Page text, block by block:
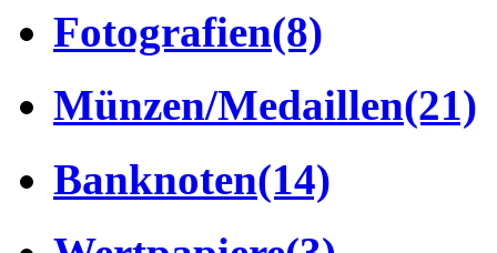
Fotografien(8)
Münzen/Medaillen(21)
Banknoten(14)